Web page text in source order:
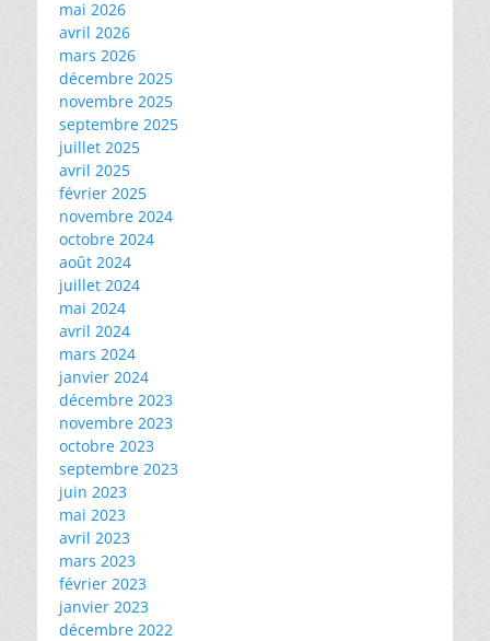
mai 2026
avril 2026
mars 2026
décembre 2025
novembre 2025
septembre 2025
juillet 2025
avril 2025
février 2025
novembre 2024
octobre 2024
août 2024
juillet 2024
mai 2024
avril 2024
mars 2024
janvier 2024
décembre 2023
novembre 2023
octobre 2023
septembre 2023
juin 2023
mai 2023
avril 2023
mars 2023
février 2023
janvier 2023
décembre 2022